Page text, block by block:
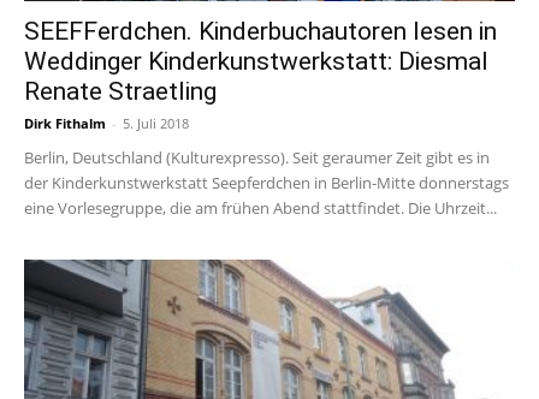
SEEFFerdchen. Kinderbuchautoren lesen in
Weddinger Kinderkunstwerkstatt: Diesmal
Renate Straetling
Dirk Fithalm - 5. Juli 2018
Berlin, Deutschland (Kulturexpresso). Seit geraumer Zeit gibt es in
der Kinderkunstwerkstatt Seepferdchen in Berlin-Mitte donnerstags
eine Vorlesegruppe, die am frühen Abend stattfindet. Die Uhrzeit...